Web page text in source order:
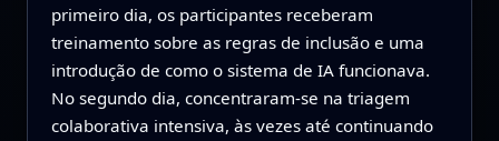
primeiro dia, os participantes receberam
treinamento sobre as regras de inclusão e uma
introdução de como o sistema de IA funcionava.
No segundo dia, concentraram-se na triagem
colaborativa intensiva, às vezes até continuando